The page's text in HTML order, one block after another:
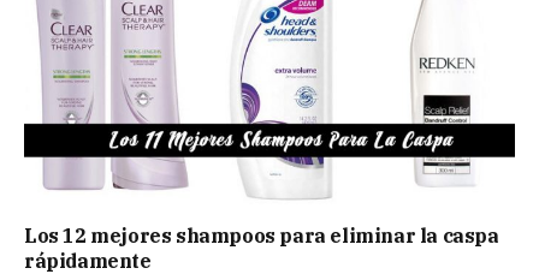
Los 12 mejores shampoos para eliminar la caspa
rápidamente